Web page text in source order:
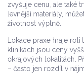
zvyšuje cenu, ale také
levnější materiály,
životnost výplně.
Lokace praxe hraje
klinikách jsou ceny
okrajových lokalitách.
– často jen rozdíl v